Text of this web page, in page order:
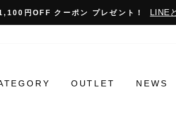
円OFF クーポン プレゼント！ LINE
OUTLET NEWS